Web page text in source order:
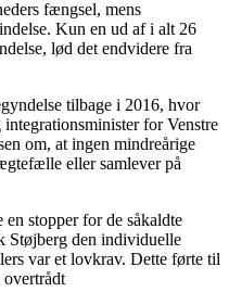
fængsel, mens
Kun en ud af i alt 26
lød det endvidere fra
tilbage i 2016, hvor
for Venstre
om, at ingen mindreårige
eller samlever på
stopper for de såkaldte
Støjberg den individuelle
var et lovkrav. Dette førte til
overtrådt